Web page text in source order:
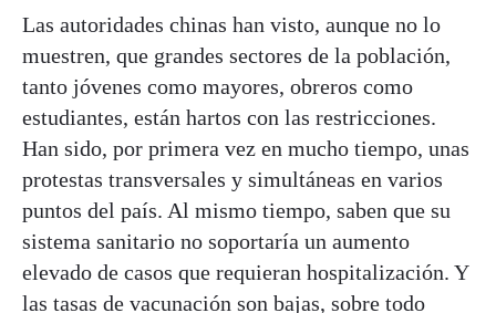
Las autoridades chinas han visto, aunque no lo
muestren, que grandes sectores de la población,
tanto jóvenes como mayores, obreros como
estudiantes, están hartos con las restricciones.
Han sido, por primera vez en mucho tiempo, unas
protestas transversales y simultáneas en varios
puntos del país. Al mismo tiempo, saben que su
sistema sanitario no soportaría un aumento
elevado de casos que requieran hospitalización. Y
las tasas de vacunación son bajas, sobre todo